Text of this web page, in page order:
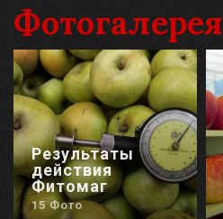
Фотогалерея
Результаты
действия
Фитомаг
15 Фото